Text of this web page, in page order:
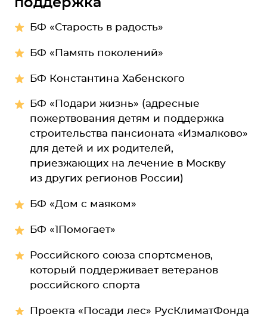
поддержка
БФ «Старость в радость»
БФ «Память поколений»
БФ Константина Хабенского
БФ «Подари жизнь» (адресные
пожертвования детям и поддержка
строительства пансионата «Измалково»
для детей и их родителей,
приезжающих на лечение в Москву
из других регионов России)
БФ «Дом с маяком»
БФ «1Помогает»
Российского союза спортсменов,
который поддерживает ветеранов
российского спорта
Проекта «Посади лес» РусКлиматФонда